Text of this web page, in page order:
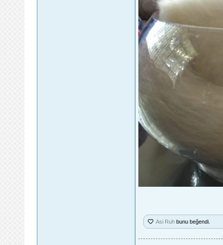
Asi Ruh bunu beğendi.